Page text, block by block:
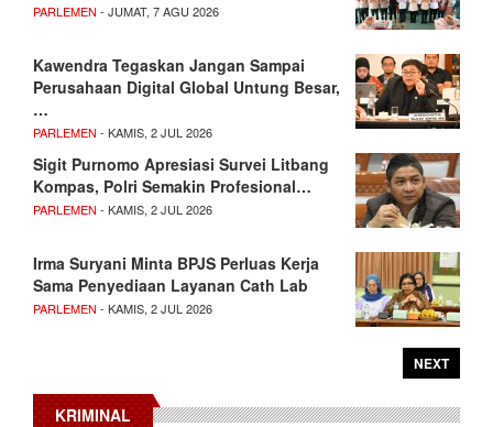
PARLEMEN - JUMAT, 7 AGU 2026
Kawendra Tegaskan Jangan Sampai
Perusahaan Digital Global Untung Besar,
…
PARLEMEN - KAMIS, 2 JUL 2026
Sigit Purnomo Apresiasi Survei Litbang
Kompas, Polri Semakin Profesional…
PARLEMEN - KAMIS, 2 JUL 2026
Irma Suryani Minta BPJS Perluas Kerja
Sama Penyediaan Layanan Cath Lab
PARLEMEN - KAMIS, 2 JUL 2026
NEXT
KRIMINAL